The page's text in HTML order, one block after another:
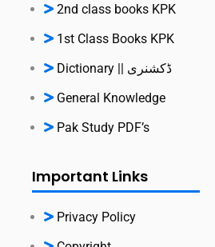
2nd class books KPK
1st Class Books KPK
Dictionary || ڈکشنری
General Knowledge
Pak Study PDF’s
Important Links
Privacy Policy